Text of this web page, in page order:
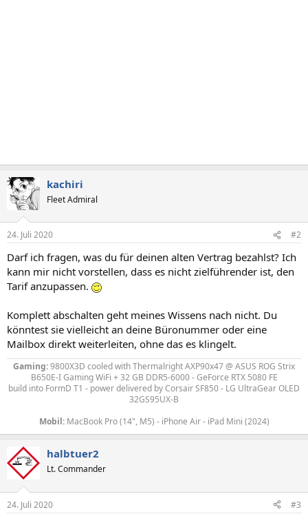
kachiri
Fleet Admiral
24. Juli 2020 #2
Darf ich fragen, was du für deinen alten Vertrag bezahlst? Ich
kann mir nicht vorstellen, dass es nicht zielführender ist, den
Tarif anzupassen.
Komplett abschalten geht meines Wissens nach nicht. Du
könntest sie vielleicht an deine Büronummer oder eine
Mailbox direkt weiterleiten, ohne das es klingelt.
Gaming:9800X3D cooled with Thermalright AXP90x47@ ASUS ROG Strix
B650E-I Gaming WiFi + 32 GB DDR5-6000 - GeForce RTX 5080 FE
build into FormD T1 - power delivered byCorsair SF850 - LG UltraGear OLED
32GS95UX-B
Mobil:MacBook Pro (14", M5) - iPhone Air - iPad Mini (2024)
halbtuer2
Lt. Commander
24. Juli 2020 #3